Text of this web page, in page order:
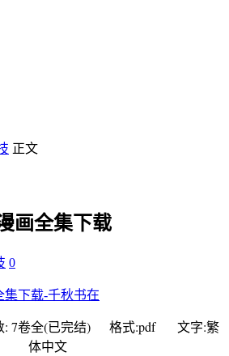
正文
画全集下载
0
7卷全(已完结) 格式:pdf 文字:繁
体中文